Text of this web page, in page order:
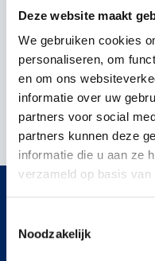
Deze website maakt
We gebruiken cookies
personaliseren, om
en om ons
informatie over uw
partners voor social
partners kunnen deze
informatie die u aan ze
verzameld op basis
Noodzakelijk
Filter